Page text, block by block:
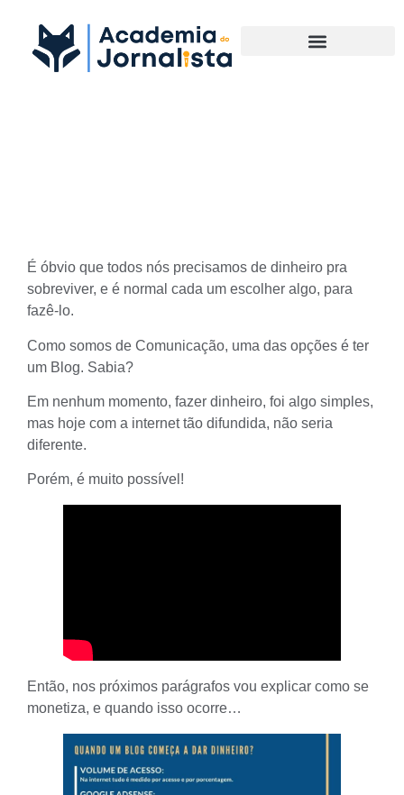
É óbvio que todos nós precisamos de dinheiro pra
sobreviver, e é normal cada um escolher algo, para
fazê-lo.
Como somos de Comunicação, uma das opções é ter
um Blog. Sabia?
Em nenhum momento, fazer dinheiro, foi algo simples,
mas hoje com a internet tão difundida, não seria
diferente.
Porém, é muito possível!
Então, nos próximos parágrafos vou explicar como se
monetiza, e quando isso ocorre…